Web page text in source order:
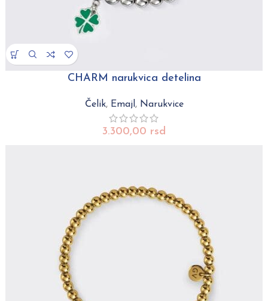
CHARM narukvica detelina
Čelik, Emajl , Narukvice
3.300,00 rsd